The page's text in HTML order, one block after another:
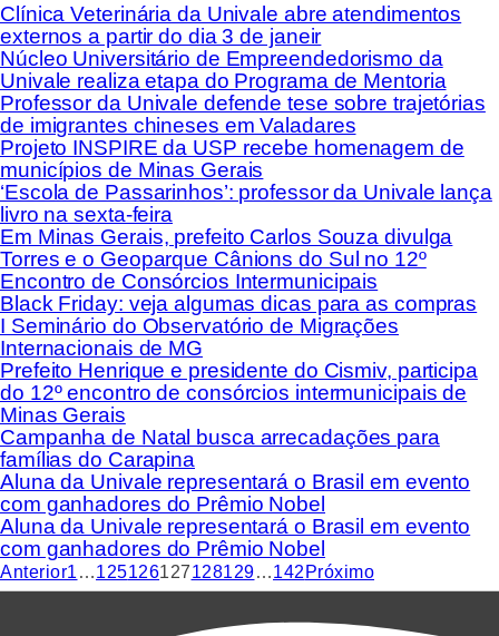
Clínica Veterinária da Univale abre atendimentos
externos a partir do dia 3 de janeir
Núcleo Universitário de Empreendedorismo da
Univale realiza etapa do Programa de Mentoria
Professor da Univale defende tese sobre trajetórias
de imigrantes chineses em Valadares
Projeto INSPIRE da USP recebe homenagem de
municípios de Minas Gerais
‘Escola de Passarinhos’: professor da Univale lança
livro na sexta-feira
Em Minas Gerais, prefeito Carlos Souza divulga
Torres e o Geoparque Cânions do Sul no 12º
Encontro de Consórcios Intermunicipais
Black Friday: veja algumas dicas para as compras
I Seminário do Observatório de Migrações
Internacionais de MG
Prefeito Henrique e presidente do Cismiv, participa
do 12º encontro de consórcios intermunicipais de
Minas Gerais
Campanha de Natal busca arrecadações para
famílias do Carapina
Aluna da Univale representará o Brasil em evento
com ganhadores do Prêmio Nobel
Aluna da Univale representará o Brasil em evento
com ganhadores do Prêmio Nobel
Anterior1 …125126127128129…142 Próximo